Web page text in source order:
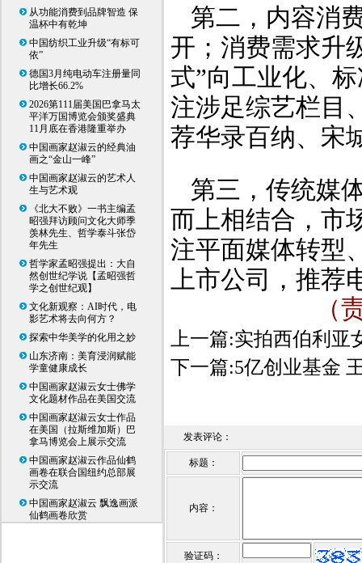
从功能消费到品牌智造 保
温杯中有乾坤
中国纺织工业升级“有标可
依”
德国3月纯电动车注册量同
比增长66.2%
2026第111届美国巴拿马太
平洋万国博览会颁奖盛典
11月底在香港隆重举办
中国画家赵淑云的经典油
画之“金山一峰”
中国画家赵淑云的艺术人
生与艺术观
《北大不败》一书主编孟
昭强拜访顾问文化大师季
羡林先生、哲学泰斗张岱
年先生
哲学家孟昭强提出：大自
然创世纪学说【孟昭强哲
学之创世纪观】
文化新观察：AI时代，电
影艺术将去向何方？
探索中华美学的化用之妙
山东济南：美育浸润赋能
学童健康成长
中国画家赵淑云女士佛学
文化题材作品在美国交流
中国画家赵淑云女士作品
在美国（拉斯维加斯）巴
拿马博览会上展示交流
中国画家赵淑云作品仙鹤
画卷在联合国纽约总部展
示交流
中国画家赵淑云 飘逸画派
仙鹤画卷欣赏
第二，内容消
开；消费需求升
式”向工业化、
注涉足综艺栏目
荐华录百纳、宋
第三，传统媒
而上相结合，市
注平面媒体转型
上市公司，推荐
（
上一篇:实拍西伯利亚
下一篇:5亿创业基金
发表评论：
标题：
内容：
验证码：